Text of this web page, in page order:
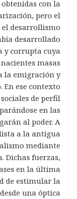
con la
pero el
desarrollismo
desarrollado
y corrupta cuya
masas
la emigración y
ese contexto
de perfil
en las
al poder. A
a la antigua
mediante
Dichas fuerzas,
en la última
de estimular la
una óptica